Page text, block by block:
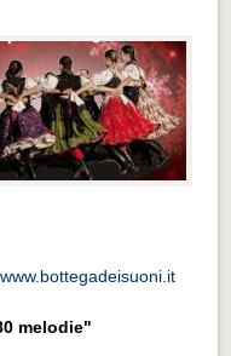
www.bottegadeisuoni.it
melodie"